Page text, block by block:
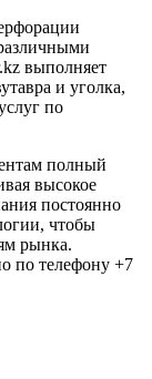
выполняет
и уголка,
по
полный
высокое
постоянно
чтобы
рынка.
по телефону +7